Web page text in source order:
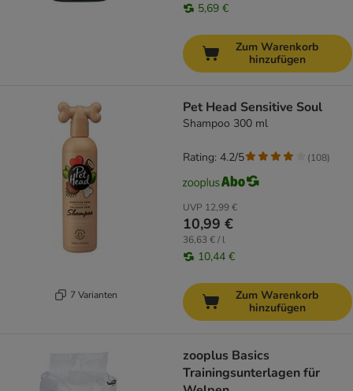
5,69 €
Zum Warenkorb
hinzufügen
7 Varianten
Pet Head Sensitive Soul
Shampoo 300 ml
UVP 12,99 €
10,99 €
36,63 € / l
10,44 €
Rating: 4.2/5 (108)
Zum Warenkorb
hinzufügen
zooplus Basics
Trainingsunterlagen für